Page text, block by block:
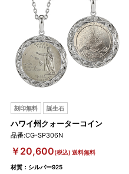
刻印無料 誕生石
ハワイ州クォーターコイン
品番:CG-SP306N
￥20,600(税込) 送料無料
材質：シルバー925